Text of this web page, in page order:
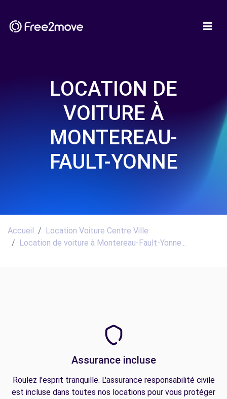
LOCATION DE
VOITURE À
MONTEREAU-
FAULT-YONNE
Accueil
Location Voiture Centre Ville
Location de voiture à Montereau-Fault-Yonne...
Assurance incluse
Roulez l'esprit tranquille. L'assurance responsabilité civile
est incluse dans toutes nos locations pour vous protéger